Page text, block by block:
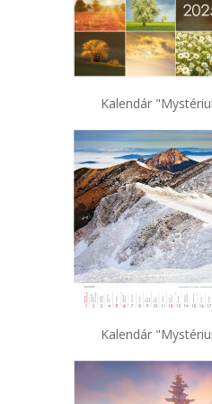
Kalendár
Kalendár